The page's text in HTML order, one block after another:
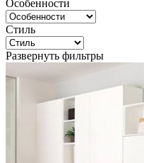
Особенности
Стиль
Развернуть фильтры